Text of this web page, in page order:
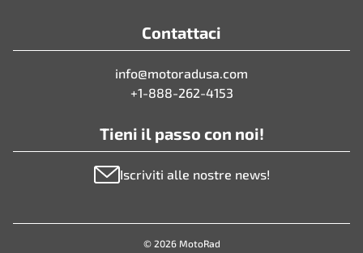
Contattaci
info@motoradusa.com
+1-888-262-4153
Tieni il passo con noi!
Iscriviti alle nostre news!
© 2026 MotoRad